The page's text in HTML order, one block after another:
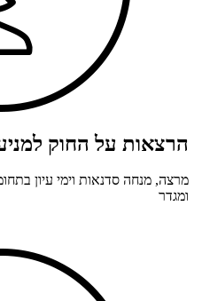
הרצאות על החוק
מרצה, מנחה סדנאות וימי עיון
ומגדר